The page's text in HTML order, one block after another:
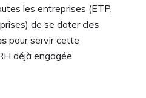
les entreprises (ETP,
de se doter des
pour servir cette
déjà engagée.